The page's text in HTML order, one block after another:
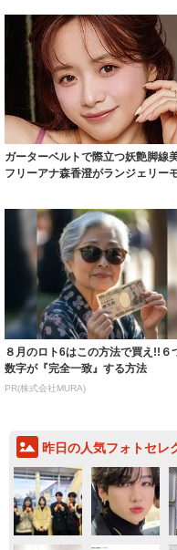
ガーターベルトで際立つ妖艶脚線
フリーアナ森香澄がランジェリー
８月のロト6はこの方法で買え!!６
数字が『完全一致』する方法
PR(株式会社MURA)
昨日の人気フォトセレ